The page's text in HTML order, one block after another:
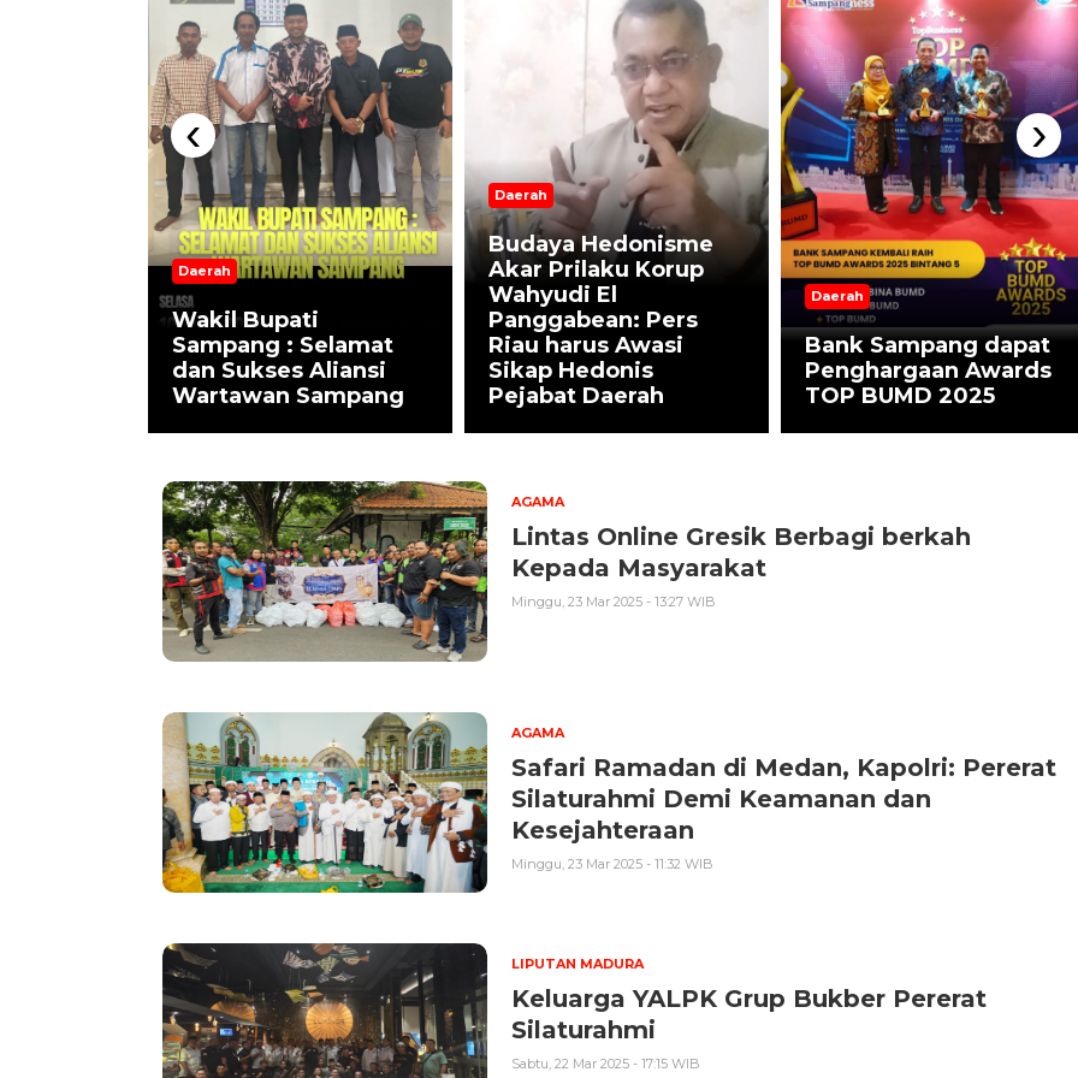
Daerah
Wakil Bupati
Sampang : Selamat
dan Sukses Aliansi
Wartawan Sampang
Daerah
Budaya Hedonisme
Akar Prilaku Korup
Wahyudi El
Panggabean: Pers
Riau harus Awasi
Sikap Hedonis
Pejabat Daerah
Daerah
Bank Sampang dapat
Penghargaan Awards
TOP BUMD 2025
‹ ›
AGAMA
Lintas Online Gresik Berbagi berkah
Kepada Masyarakat
Minggu, 23 Mar 2025 - 13:27 WIB
AGAMA
Safari Ramadan di Medan, Kapolri: Pererat
Silaturahmi Demi Keamanan dan
Kesejahteraan
Minggu, 23 Mar 2025 - 11:32 WIB
LIPUTAN MADURA
Keluarga YALPK Grup Bukber Pererat
Silaturahmi
Sabtu, 22 Mar 2025 - 17:15 WIB